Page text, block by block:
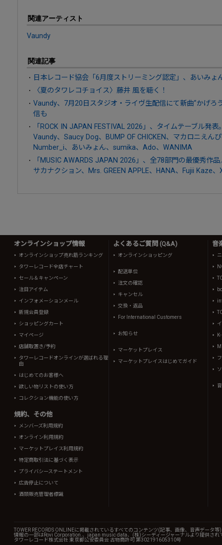
関連アーティスト
Vaundy
関連記事
日本レコード協会「6月度ストリーミング認定」、あいみょ
〈夏のタワレコチョイス〉藤井 風を聴く！
Vaundy、7月20日スタジオ・ライヴ生配信にて新曲“かげろ
信も
「ROCK IN JAPAN FESTIVAL 2026」、タイムテーブル発
Vaundy、Saucy Dog、BUMP OF CHICKEN、マカロニえん
Number_i、あいみょん、sumika、Ado、WANIMA
「MUSIC AWARDS JAPAN 2026」、全78部門の最優秀作
サカナクション、Mrs. GREEN APPLE、HANA、Fujii Kaze
オンラインショップ情報
オンラインショップ売れ筋ランキング
タワーレコード全店チャート
セール＆キャンペーン
注目アイテム
インフォメーションメール
新規会員登録
ショッピングカート
マイページ
店舗取置き/予約
タワーレコードオンラインが選ばれる理
由
はじめてのお客様へ
欲しい物リストの使い方
コレクション機能の使い方
規約、その他
メンバーズ利用規約
オンライン利用規約
マーケットプレイス利用規約
特定商取引法に基づく表示
プライバシーステートメント
広告停止について
酒類販売管理者標識
よくあるご質問 (Q&A)
オンラインショッピング
配送単位
注文の確認
キャンセル
交換・返品
For International Customers
お知らせ
マーケットプレイス
マーケットプレイスはじめてガイド
音
TOWER RECORDS ONLINEに掲載されているすべてのコンテンツ(記事、画像、音声データ
情報の一部はRovi Corporation.、japan music data、(株)シーディージャーナルより提供され
タワーレコード株式会社 東京都公安委員会 古物商許可 第302191605310号